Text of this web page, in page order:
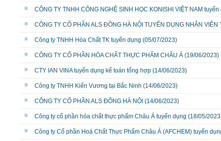
CÔNG TY TNHH CÔNG NGHỆ SINH HỌC KONISHI VIỆT NAM
CÔNG TY CỔ PHẦN ALS ĐÔNG HÀ NỘI TUYỂN DỤNG NHÂN VIÊN
Công ty TNHH Hóa Chất TK tuyển dụng (05/07/2023)
CÔNG TY CỔ PHẦN HÓA CHẤT THỰC PHẨM CHÂU Á (19/06/2023)
CTY IAN VINA tuyển dụng kế toán tổng hợp (14/06/2023)
Công ty TNHH Kiến Vương tại Bắc Ninh (14/06/2023)
CÔNG TY CỔ PHẦN ALS ĐÔNG HÀ NỘI (14/06/2023)
Công ty cổ phần hóa chất thực phẩm Châu Á tuyển dụng (18/05/
Công ty Cổ phần Hoá Chất Thực Phẩm Châu Á (AFCHEM) tuyển